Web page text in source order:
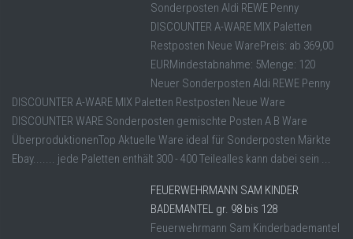
Sonderposten Aldi REWE Penny
DISCOUNTER A-WARE MIX Paletten
Restposten Neue WarePreis: ab 369,00
EURMindestabnahme: 5Menge: 120
Neuer Sonderposten Aldi REWE Penny
DISCOUNTER A-WARE MIX Paletten Restposten Neue Ware
DISCOUNTER WARE Sonderposten gemischte Posten A B Ware
ÜberproduktionenTop Aktuelle Ware ideal für Sonderposten Märkte
Ebay....... jede Paletten enthält 300 - 400 Teilealles kann dabei sein ...
FEUERWEHRMANN SAM KINDER
BADEMANTEL gr. 98 bis 128
Feuerwehrmann Sam Kinderbademantel